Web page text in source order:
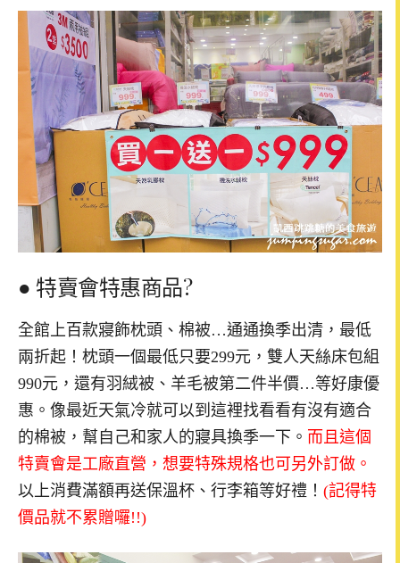
● 特賣會特惠商品?
全館上百款寢飾枕頭、棉被…通通換季出清，最低
兩折起！枕頭一個最低只要299元，雙人天絲床包組
990元，還有羽絨被、羊毛被第二件半價…等好康優
惠。像最近天氣冷就可以到這裡找看看有沒有適合
的棉被，幫自己和家人的寢具換季一下。 而且這個
特賣會是工廠直營，想要特殊規格也可另外訂做。
以上消費滿額再送保溫杯、行李箱等好禮！ (記得特
價品就不累贈囉!!)